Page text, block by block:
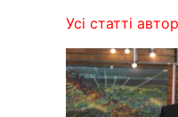
Усі статті